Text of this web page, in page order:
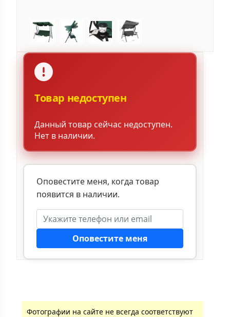
Товар недоступен
Данный товар сейчас недоступен.
Нет в наличии.
Оповестите меня, когда товар
появится в наличии.
Оповестите меня
Фотографии на сайте не всегда соответствуют